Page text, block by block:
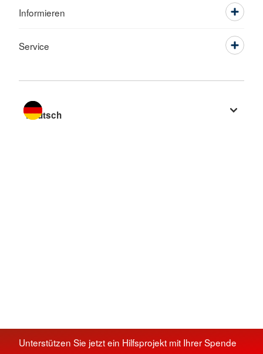
Unterstützen Sie jetzt ein Hilfsprojekt mit Ihrer Spende
Informieren
Service
Sprache wechseln zu